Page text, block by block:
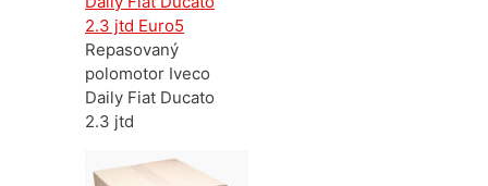
Repasovaný
polomotor Iveco
Daily Fiat Ducato
2.3 jtd